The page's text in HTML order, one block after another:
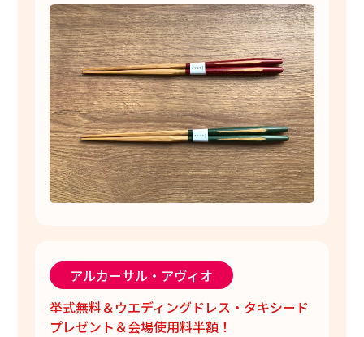
アルカーサル・アヴィオ
挙式無料＆ウエディングドレス・タキシード
プレゼント＆会場使用料半額！